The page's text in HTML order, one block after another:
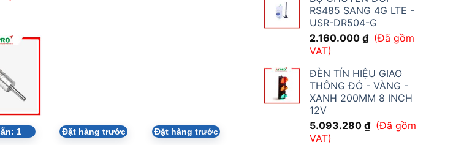
RS485 SANG 4G LTE -
USR-DR504-G
2.160.000 ₫ (Đã gồm
VAT)
ĐÈN TÍN HIỆU GIAO
THÔNG ĐỎ - VÀNG -
XANH 200MM 8 INCH
12V
5.093.280 ₫ (Đã gồm
VAT)
1 Đặt hàng trước Đặt hàng trước